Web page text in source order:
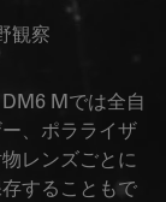
観察
Mでは全自
、ポラライザ
レンズごとに
することもで